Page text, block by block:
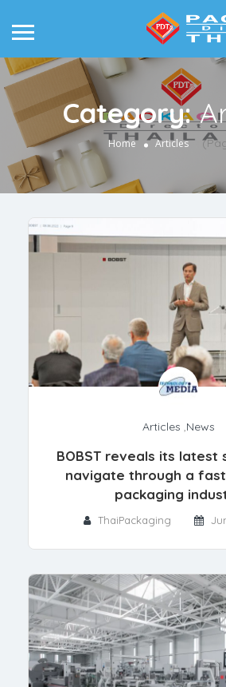
Category:
Home Articles
Articles ,News
BOBST reveals its latest
navigate through a
packaging
ThaiPackaging